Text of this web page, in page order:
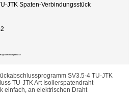
JTK Spaten-Verbindungsstück
SV3.5-4 TU-JTK
TU-JTK Art Isolierspatendraht-
einfach, an elektrischen Draht